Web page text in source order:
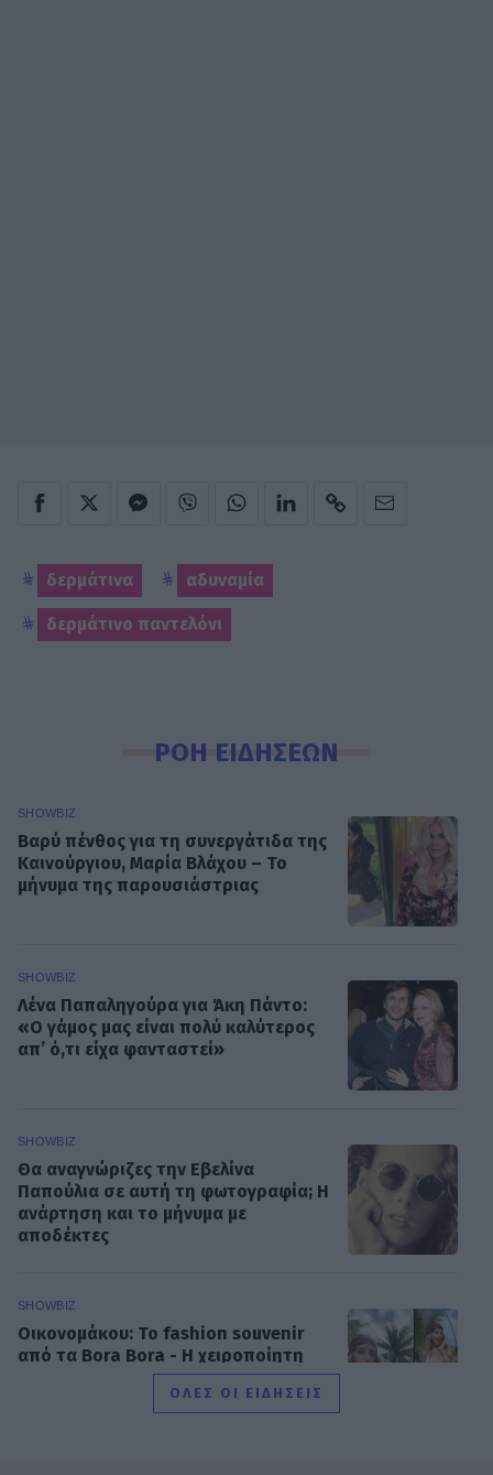
δερμάτινα αδυναμία
δερμάτινο παντελόνι
ΡΟΗ ΕΙΔΗΣΕΩΝ
SHOWBIZ
Βαρύ πένθος για τη συνεργάτιδα της
Καινούργιου, Μαρία Βλάχου – Το
μήνυμα της παρουσιάστριας
SHOWBIZ
Λένα Παπαληγούρα για Άκη Πάντο:
«Ο γάμος μας είναι πολύ καλύτερος
απ’ ό,τι είχα φανταστεί»
SHOWBIZ
Θα αναγνώριζες την Εβελίνα
Παπούλια σε αυτή τη φωτογραφία; Η
ανάρτηση και το μήνυμα με
αποδέκτες
SHOWBIZ
Οικονομάκου: To fashion souvenir
από τα Bora Bora - H χειροποίητη
τσάντα από φύλλα που θα ζηλέψεις
ΟΛΕΣ ΟΙ ΕΙΔΗΣΕΙΣ